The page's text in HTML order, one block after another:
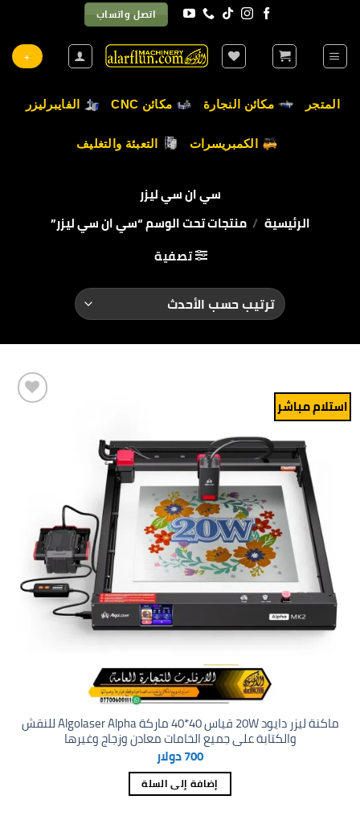
اتصل واتساب
+
المتجر مكائن النجارة مكائن CNC الفايبرليزر
الكمبريسرات التعبئة والتغليف
سي ان سي ليزر
الرئيسية / منتجات تحت الوسم “سي ان سي ليزر”
تصفية
استلام مباشر
ماكنة ليزر دايود 20W قياس 40*40 ماركة Algolaser Alpha للنقش
والكتابة على جميع الخامات معادن وزجاج وغيرها
700دولار
إضافة إلى السلة